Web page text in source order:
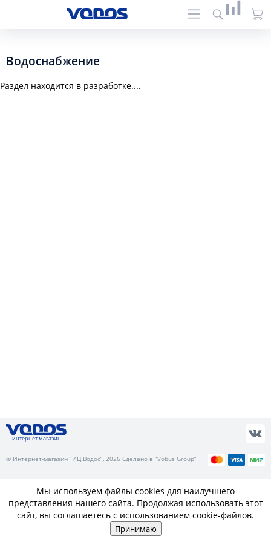
Водоснабжение
Раздел находится в разработке....
интернет магазин
© Интернет-магазин “ИЦ Водос”, 2026 Сделано в “Vobus Group”
Мы используем файлы cookies для наилучшего
представления нашего сайта. Продолжая использовать этот
сайт, вы соглашаетесь с использованием cookie-файлов.
Принимаю